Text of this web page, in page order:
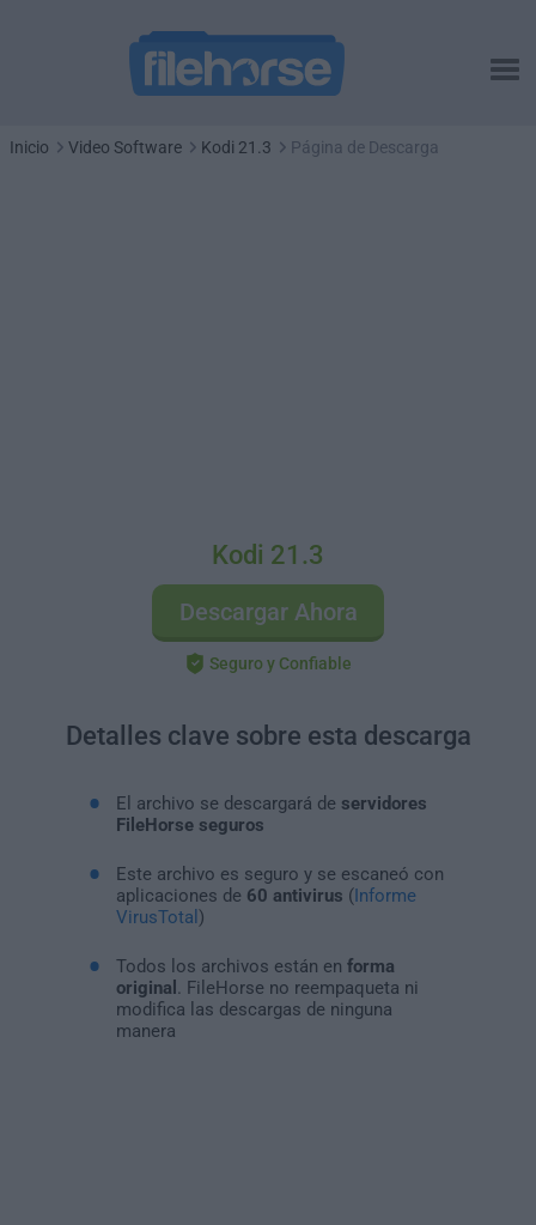
Inicio Video Software Kodi 21.3 Página de Descarga
Kodi 21.3
Descargar Ahora
Seguro y Confiable
Detalles clave sobre esta descarga
El archivo se descargará de servidores
FileHorse seguros
Este archivo es seguro y se escaneó con
aplicaciones de 60 antivirus (Informe
VirusTotal )
Todos los archivos están en forma
original
. FileHorse no reempaqueta ni
modifica las descargas de ninguna
manera